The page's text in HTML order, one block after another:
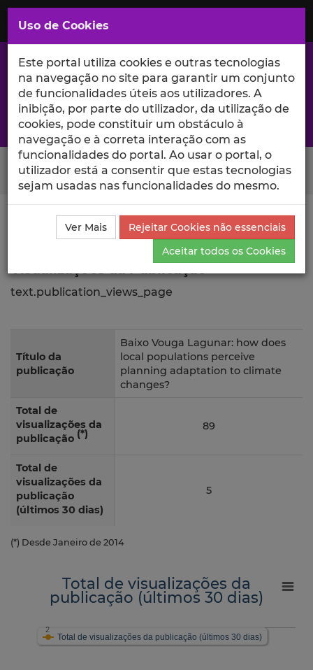
Saltar
para
Conteúdo
Principal
A excelência da investigação e ciência no Iscte
Search Button
Ciência_Iscte Comunicações
Descrição Detalhada
da Comunicação
Visualizações
text.publication_views_page
Título da
publicação
Baixo Vouga Lagunar: how does
local populations perceive
planning adaptation to climate
changes?
Total de
visualizações da
publicação (*)
89
Total de
visualizações da
publicação
(últimos 30 dias)
5
(*) Desde Janeiro de 2014
Total de visualizações da
publicação (últimos 30 dias)
Total de visualizações da publicação (últimos 30 dias)
2
Uso de Cookies
Este portal utiliza cookies e outras tecnologias
na navegação no site para garantir um conjunto
de funcionalidades úteis aos utilizadores. A
inibição, por parte do utilizador, da utilização de
cookies, pode constituir um obstáculo à
navegação e à correta interação com as
funcionalidades do portal. Ao usar o portal, o
utilizador está a consentir que estas tecnologias
sejam usadas nas funcionalidades do mesmo.
Ver Mais
Rejeitar Cookies não essenciais
Aceitar todos os Cookies